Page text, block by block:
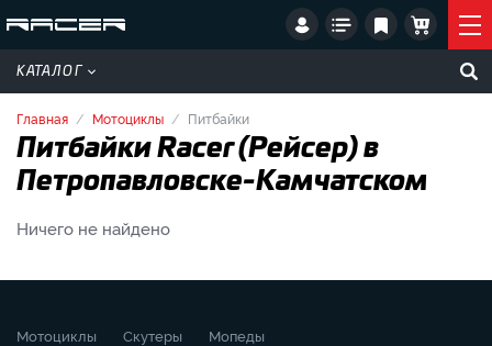
КАТАЛОГ
Главная Мотоциклы Питбайки
Питбайки Racer (Рейсер) в
Петропавловске-Камчатском
Ничего не найдено
Мотоциклы Скутеры Мопеды